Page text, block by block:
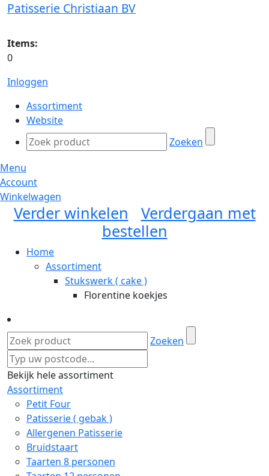
Patisserie Christiaan BV
Items:
0
Inloggen
Assortiment
Website
Zoeken
Menu
Account
Winkelwagen
Verder winkelen
Verdergaan met
bestellen
Home
Assortiment
Stukswerk ( cake )
Florentine koekjes
Zoeken
Bekijk hele assortiment
Assortiment
Petit Four
Patisserie ( gebak )
Allergenen Patisserie
Bruidstaart
Taarten 8 personen